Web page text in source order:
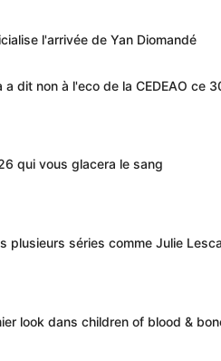
l'arrivée de Yan Diomandé
a dit non à l'eco de la CEDEAO ce
qui vous glacera le sang
plusieurs séries comme Julie
look dans children of blood &